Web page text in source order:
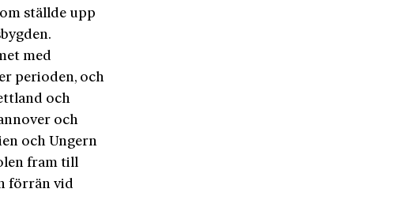
ställde upp
med
perioden, och
och
och
och Ungern
fram till
förrän vid